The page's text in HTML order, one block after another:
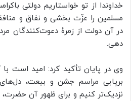
خداوندا از تو خواستاریم دولتى
مسلمین را عزّت ‌بخشى و نفاق و
در آن دولت از زمرۀ دعوت‌کنندگان
دهی.
وی در پایان تأکید کرد: امید است
برپایی مراسم جشن و بیعت،
نزدیک‌تر کنیم و برای ظهور آن حضرت،